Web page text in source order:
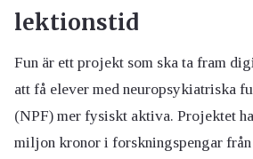
lektionstid
Fun är ett projekt som ska ta fram
att få elever med neuropsykiatriska
(NPF) mer fysiskt aktiva. Projektet
miljon kronor i forskningspengar